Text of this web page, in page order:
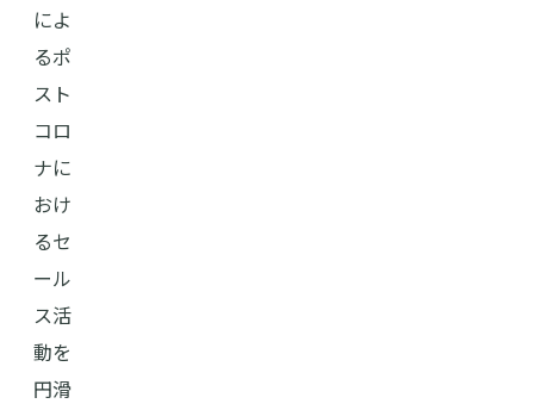
によ
るポ
スト
コロ
ナに
おけ
るセ
ール
ス活
動を
円滑